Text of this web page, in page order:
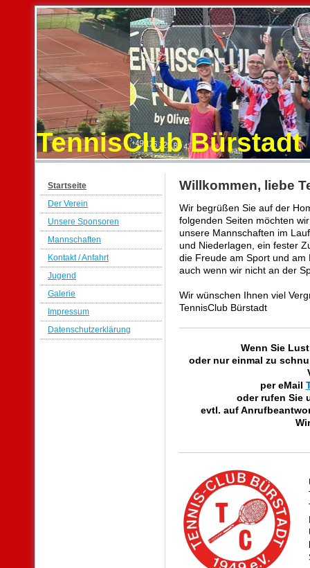
TennisClub Bürstadt
Startseite
Der Verein
Unsere Sponsoren
Mannschaften
Kontakt / Anfahrt
Jugend
Galerie
Impressum
Datenschutzerklärung
Willkommen, liebe
Wir begrüßen Sie auf der
folgenden Seiten möchten
unsere Mannschaften im
und Niederlagen, ein fester
die Freude am Sport und
auch wenn wir nicht an der
Wir wünschen Ihnen viel
TennisClub Bürstadt
Wenn Sie
oder nur einmal zu
per eMail
oder rufen Sie
evtl. auf